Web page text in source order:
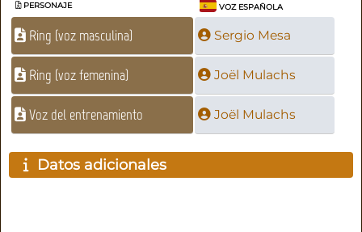
PERSONAJE VOZ ESPAÑOLA
Ring (voz masculina) Sergio Mesa
Ring (voz femenina) Joël Mulachs
Voz del entrenamiento Joël Mulachs
Datos adicionales